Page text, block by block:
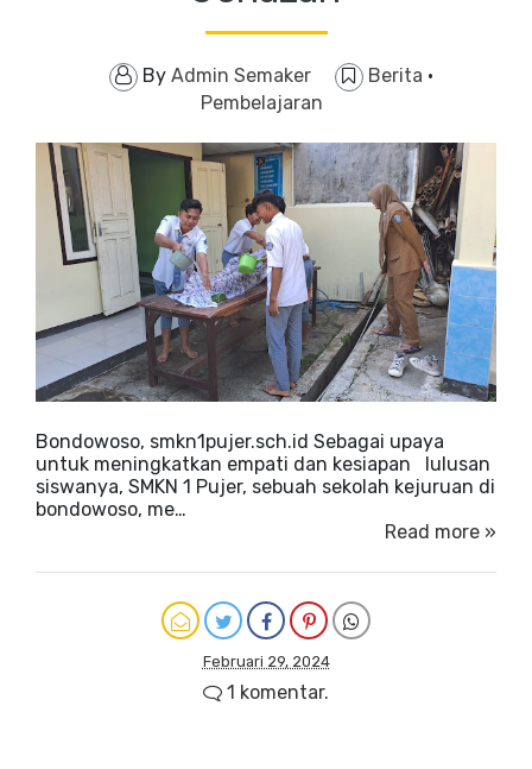
By Admin Semaker Berita ·
Pembelajaran
Bondowoso, smkn1pujer.sch.id Sebagai upaya
untuk meningkatkan empati dan kesiapan lulusan
siswanya, SMKN 1 Pujer, sebuah sekolah kejuruan di
bondowoso, me…
Read more »
Februari 29, 2024
1 komentar.